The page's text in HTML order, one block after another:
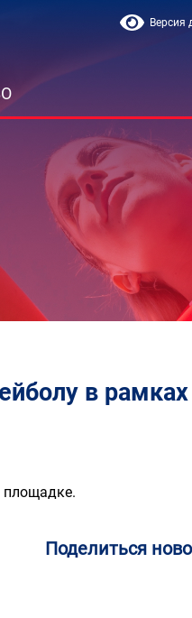
Версия
в
площадке.
Поделиться